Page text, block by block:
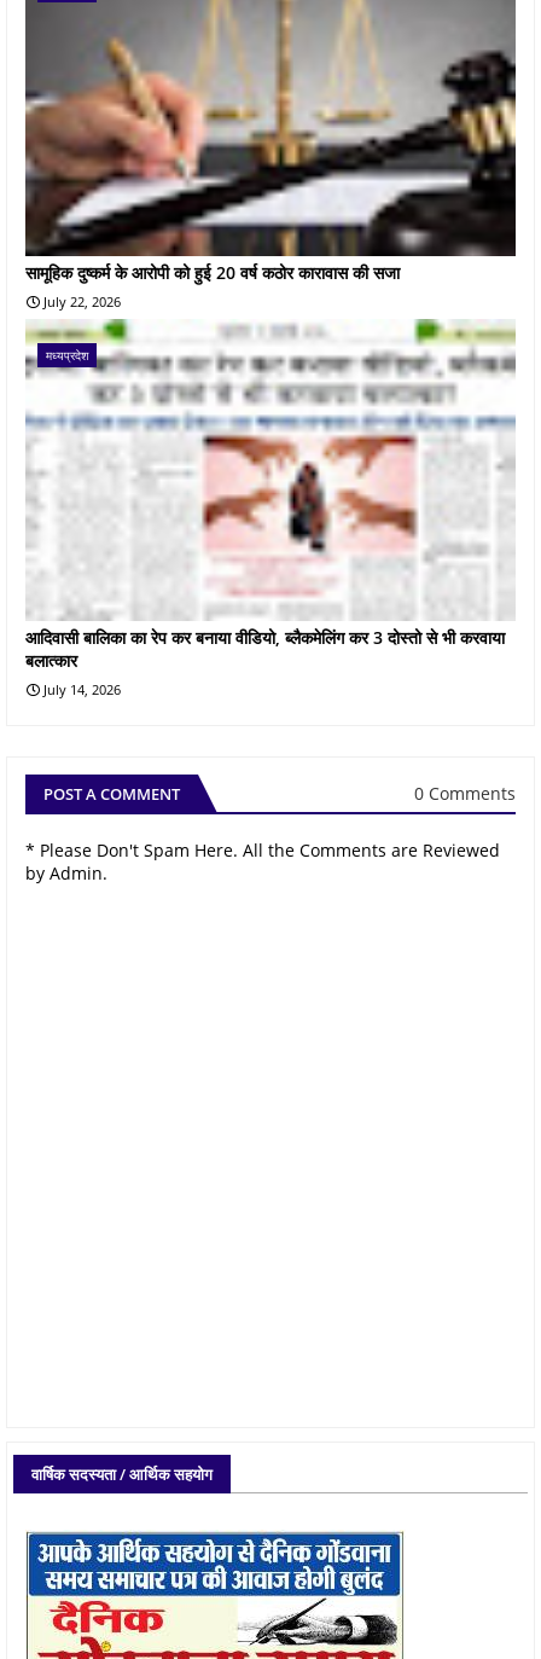
सामूहिक दुष्कर्म के आरोपी को हुई 20 वर्ष कठोर कारावास की सजा
July 22, 2026
मध्यप्रदेश
आदिवासी बालिका का रेप कर बनाया वीडियो, ब्लैकमेलिंग कर 3 दोस्तो से भी करवाया
बलात्कार
July 14, 2026
POST A COMMENT 0 Comments
* Please Don't Spam Here. All the Comments are Reviewed
by Admin.
वार्षिक सदस्यता / आर्थिक सहयोग